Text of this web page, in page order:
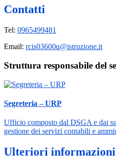
Contatti
Tel: 0965499481
Email: rcis03600q@istruzione.it
Struttura responsabile del
Segreteria – URP
Ufficio composto dal DSGA e dai
gestione dei servizi contabili e
Ulteriori informazioni